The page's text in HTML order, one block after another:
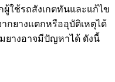
ใช้รถสังเกตทันและแก้ไข
กยางแตกหรืออุบัติเหตุได้
ยางอาจมีปัญหาได้ ดังนี้